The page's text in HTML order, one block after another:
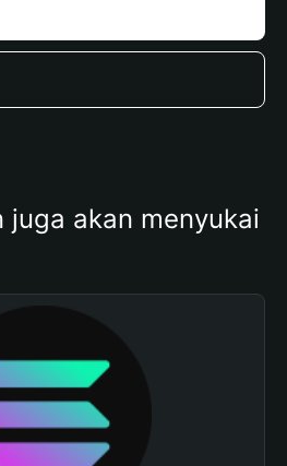
juga akan menyukai